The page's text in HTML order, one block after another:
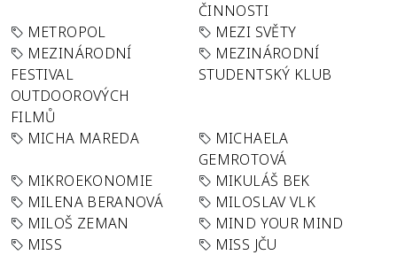
ČINNOSTI
METROPOL
MEZI SVĚTY
MEZINÁRODNÍ
FESTIVAL
OUTDOOROVÝCH
FILMŮ
MEZINÁRODNÍ
STUDENTSKÝ KLUB
MICHA MAREDA
MICHAELA
GEMROTOVÁ
MIKROEKONOMIE
MIKULÁŠ BEK
MILENA BERANOVÁ
MILOSLAV VLK
MILOŠ ZEMAN
MIND YOUR MIND
MISS
MISS JČU